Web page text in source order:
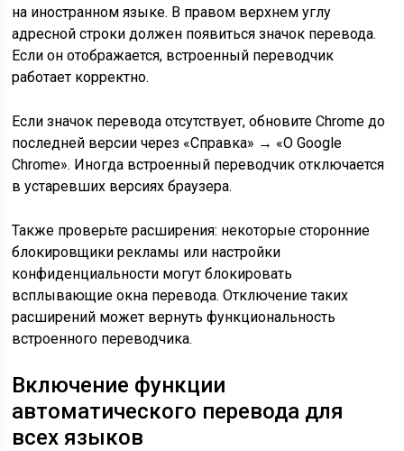
на иностранном языке. В правом верхнем углу
адресной строки должен появиться значок перевода.
Если он отображается, встроенный переводчик
работает корректно.
Если значок перевода отсутствует, обновите Chrome до
последней версии через «Справка» → «О Google
Chrome». Иногда встроенный переводчик отключается
в устаревших версиях браузера.
Также проверьте расширения: некоторые сторонние
блокировщики рекламы или настройки
конфиденциальности могут блокировать
всплывающие окна перевода. Отключение таких
расширений может вернуть функциональность
встроенного переводчика.
Включение функции
автоматического перевода для
всех языков